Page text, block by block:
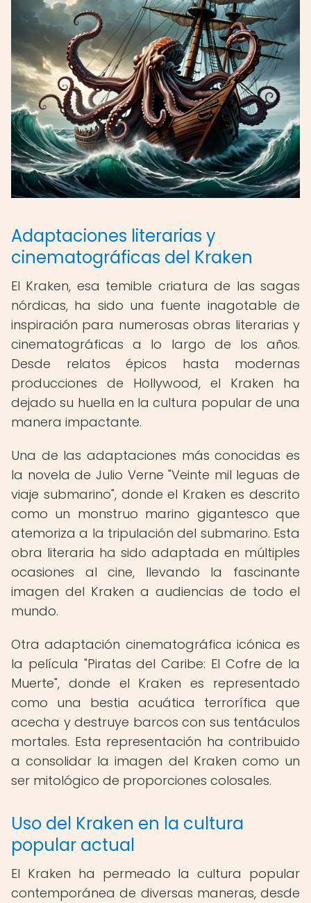
Adaptaciones literarias y
cinematográficas del Kraken
El Kraken, esa temible criatura de las sagas
nórdicas, ha sido una fuente inagotable de
inspiración para numerosas obras literarias y
cinematográficas a lo largo de los años.
Desde relatos épicos hasta modernas
producciones de Hollywood, el Kraken ha
dejado su huella en la cultura popular de una
manera impactante.
Una de las adaptaciones más conocidas es
la novela de Julio Verne "Veinte mil leguas de
viaje submarino", donde el Kraken es descrito
como un monstruo marino gigantesco que
atemoriza a la tripulación del submarino. Esta
obra literaria ha sido adaptada en múltiples
ocasiones al cine, llevando la fascinante
imagen del Kraken a audiencias de todo el
mundo.
Otra adaptación cinematográfica icónica es
la película "Piratas del Caribe: El Cofre de la
Muerte", donde el Kraken es representado
como una bestia acuática terrorífica que
acecha y destruye barcos con sus tentáculos
mortales. Esta representación ha contribuido
a consolidar la imagen del Kraken como un
ser mitológico de proporciones colosales.
Uso del Kraken en la cultura
popular actual
El Kraken ha permeado la cultura popular
contemporánea de diversas maneras, desde